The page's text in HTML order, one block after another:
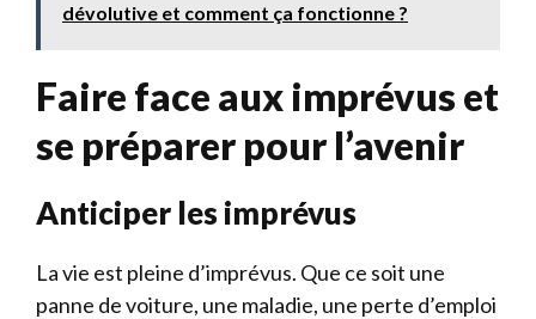
dévolutive et comment ça fonctionne ?
Faire face aux imprévus et
se préparer pour l’avenir
Anticiper les imprévus
La vie est pleine d’imprévus. Que ce soit une
panne de voiture, une maladie, une perte d’emploi